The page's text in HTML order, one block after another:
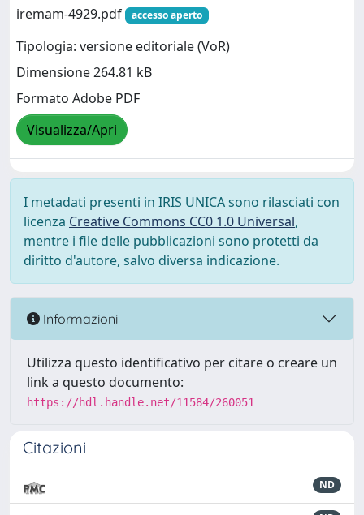
iremam-4929.pdf
accesso aperto
Tipologia: versione editoriale (VoR)
Dimensione 264.81 kB
Formato Adobe PDF
Visualizza/Apri
I metadati presenti in IRIS UNICA sono rilasciati con
licenza Creative Commons CC0 1.0 Universal,
mentre i file delle pubblicazioni sono protetti da
diritto d'autore, salvo diversa indicazione.
Informazioni
Utilizza questo identificativo per citare o creare un
link a questo documento:
https://hdl.handle.net/11584/260051
Citazioni
ND